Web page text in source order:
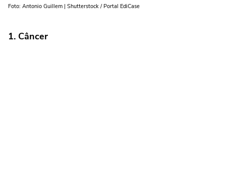
Foto: Antonio Guillem | Shutterstock / Portal EdiCase
1. Câncer